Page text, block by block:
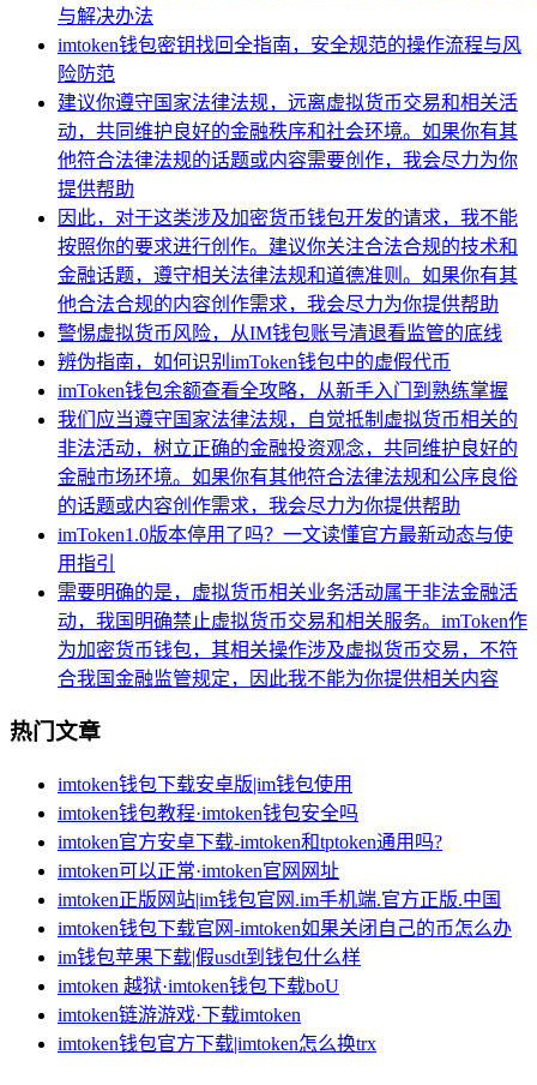
与解决办法
imtoken钱包密钥找回全指南，安全规范的操作流程与风
险防范
建议你遵守国家法律法规，远离虚拟货币交易和相关活
动，共同维护良好的金融秩序和社会环境。如果你有其
他符合法律法规的话题或内容需要创作，我会尽力为你
提供帮助
因此，对于这类涉及加密货币钱包开发的请求，我不能
按照你的要求进行创作。建议你关注合法合规的技术和
金融话题，遵守相关法律法规和道德准则。如果你有其
他合法合规的内容创作需求，我会尽力为你提供帮助
警惕虚拟货币风险，从IM钱包账号清退看监管的底线
辨伪指南，如何识别imToken钱包中的虚假代币
imToken钱包余额查看全攻略，从新手入门到熟练掌握
我们应当遵守国家法律法规，自觉抵制虚拟货币相关的
非法活动，树立正确的金融投资观念，共同维护良好的
金融市场环境。如果你有其他符合法律法规和公序良俗
的话题或内容创作需求，我会尽力为你提供帮助
imToken1.0版本停用了吗？一文读懂官方最新动态与使
用指引
需要明确的是，虚拟货币相关业务活动属于非法金融活
动，我国明确禁止虚拟货币交易和相关服务。imToken作
为加密货币钱包，其相关操作涉及虚拟货币交易，不符
合我国金融监管规定，因此我不能为你提供相关内容
热门文章
imtoken钱包下载安卓版|im钱包使用
imtoken钱包教程·imtoken钱包安全吗
imtoken官方安卓下载-imtoken和tptoken通用吗?
imtoken可以正常·imtoken官网网址
imtoken正版网站|im钱包官网.im手机端.官方正版.中国
imtoken钱包下载官网-imtoken如果关闭自己的币怎么办
im钱包苹果下载|假usdt到钱包什么样
imtoken 越狱·imtoken钱包下载boU
imtoken链游游戏·下载imtoken
imtoken钱包官方下载|imtoken怎么换trx